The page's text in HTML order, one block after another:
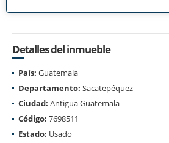
Detalles del inmueble
País: Guatemala
Departamento: Sacatepéquez
Ciudad: Antigua Guatemala
Código: 7698511
Estado: Usado